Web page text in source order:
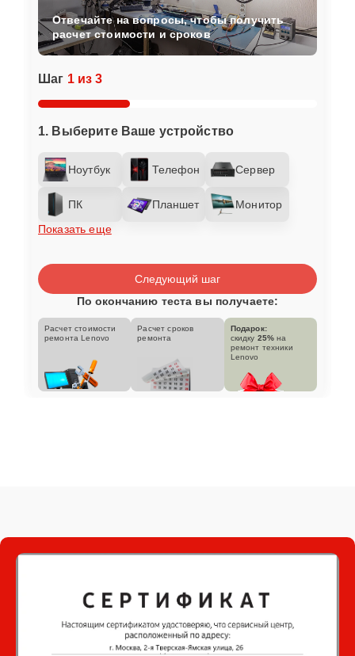
Шаг 1 из 3
1. Выберите Ваше устройство
Ноутбук Телефон Сервер
ПК Планшет
Монитор
Показать еще
Отвечайте на вопросы, чтобы получить
расчет стоимости и сроков
Следующий шаг
По окончанию теста вы получаете:
Расчет стоимости
ремонта Lenovo
Расчет сроков
ремонта
Подарок:
скидку 25% на
ремонт техники
Lenovo